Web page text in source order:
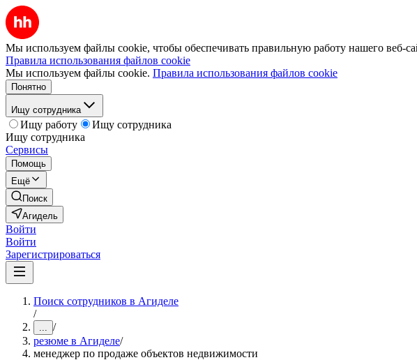
Мы используем файлы cookie, чтобы обеспечивать правильную работу нашего веб-
Правила использования файлов cookie
Мы используем файлы cookie. Правила использования файлов cookie
Понятно
Ищу сотрудника
Ищу работу
Ищу сотрудника
Ищу сотрудника
Сервисы
Помощь
Ещё
Поиск
Агидель
Войти
Войти
Зарегистрироваться
Поиск сотрудников в Агиделе
/
... /
резюме в Агиделе/
менеджер по продаже объектов недвижимости